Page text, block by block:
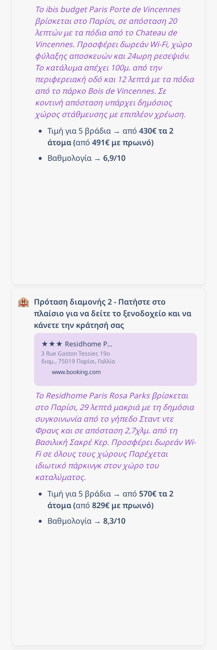
του καταλύματος,
συμπεριλαμβανομένων
του τηλεφώνου και της
διεύθυνσης, παρέχονται
στην επιβεβαίωση της
κράτησης και τον
λογαριασμό σας.
Το ibis budget Paris Porte de Vincennes
βρίσκεται στο Παρίσι, σε απόσταση 20
λεπτών με τα πόδια από το Chateau de
Vincennes. Προσφέρει δωρεάν Wi-Fi, χώρο
φύλαξης αποσκευών και 24ωρη ρεσεψιόν.
Το κατάλυμα απέχει 100μ. από την
περιφερειακή οδό και 12 λεπτά με τα πόδια
από το πάρκο Bois de Vincennes. Σε
κοντινή απόσταση υπάρχει δημόσιος
χώρος στάθμευσης με επιπλέον χρέωση.
Τιμή για 5 βράδια → από 430€ τα 2
άτομα (από 491€ με πρωινό)
Βαθμολογία → 6,9/10
🏨 Πρόταση διαμονής 2 - Πατήστε στο
πλαίσιο για να δείτε το ξενοδοχείο και να
κάνετε την κράτησή σας
★★★ Residhome Paris Rosa Parks, Παρίσι, Γαλλία
3 Rue Gaston Tessier, 19ο
διαμ., 75019 Παρίσι, Γαλλία
- Μετά την κράτηση, όλα τα
στοιχεία του καταλύματος,
συμπεριλαμβανομένων
του τηλεφώνου και της
διεύθυνσης, παρέχονται
στην επιβεβαίωση της
κράτησης και τον
λογαριασμό σας.
www.booking.com
Το Residhome Paris Rosa Parks βρίσκεται
στο Παρίσι, 29 λεπτά μακριά με τη δημόσια
συγκοινωνία από το γήπεδο Σταντ ντε
Φρανς και σε απόσταση 2,7χλμ. από τη
Βασιλική Σακρέ Κερ. Προσφέρει δωρεάν Wi-
Fi σε όλους τους χώρους Παρέχεται
ιδιωτικό πάρκινγκ στον χώρο του
καταλύματος.
Τιμή για 5 βράδια → από 570€ τα 2
άτομα (από 829€ με πρωινό)
Βαθμολογία → 8,3/10